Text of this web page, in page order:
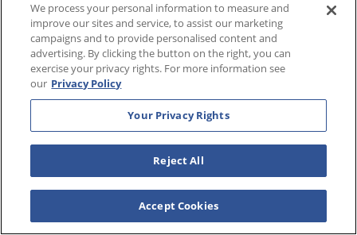
Ver Ofertas
Únete a Westgate Resorts para tus próximas
vacaciones familiares.
Llama hoy y ahorra hasta un 70% cuando visitas uno de
1-800-218-5314
We process your personal information to measure and
improve our sites and service, to assist our marketing
campaigns and to provide personalised content and
advertising. By clicking the button on the right, you can
exercise your privacy rights. For more information see
our Privacy Policy
Your Privacy Rights
Reject All
Accept Cookies